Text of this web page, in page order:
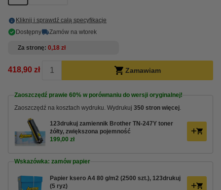
Kliknij i sprawdź całą specyfikacje
Dostępny
Zamów na wtorek
Za stronę 0,18 zł
418,90 zł Zamawiam
Zaoszczędź prawie 60% w porównaniu do wersji oryginalnej!
Zaoszczędź na kosztach wydruku. Wydrukuj 350 stron więcej.
123drukuj zamiennik Brother TN-247Y toner
żółty, zwiększona pojemność
199,00 zł
Wskazówka: zamów papier
Papier ksero A4 80 g/m2 (2500 szt.), 123drukuj
(5 ryz)